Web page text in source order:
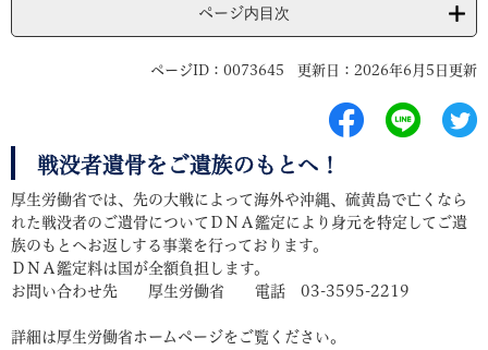
ページ内目次
ページID：0073645 更新日：2026年6月5日更新
戦没者遺骨をご遺族のもとへ！
厚生労働省では、先の大戦によって海外や沖縄、硫黄島で亡くなら
れた戦没者のご遺骨についてＤＮＡ鑑定により身元を特定してご遺
族のもとへお返しする事業を行っております。
ＤＮＡ鑑定料は国が全額負担します。
お問い合わせ先 厚生労働省 電話 03-3595-2219
詳細は厚生労働省ホームページをご覧ください。